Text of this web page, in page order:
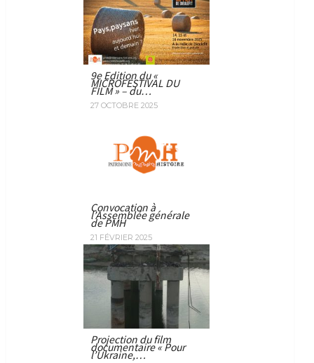
9e Edition du «
MICROFESTIVAL DU
FILM » – du…
27 OCTOBRE 2025
Convocation à
l’Assemblée générale
de PMH
21 FÉVRIER 2025
Projection du film
documentaire « Pour
l’Ukraine,…